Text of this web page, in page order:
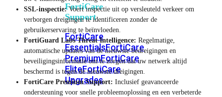
FortiCare
Support
FortiCare
EssentialsFortiCare
PremiumFortiCare
EliteFortiCare
Upgrades
SSL-inspectie:Voert inspectie uit op versleuteld verkeer om
verborgen dreigingen te identificeren zonder de
gebruikerservaring te beïnvloeden.
FortiGuard Labs Threat Intelligence: Regelmatige,
automatische updates van de nieuwste bedreigingen en
beveiligingsinformatie om te zorgen dat uw netwerk altijd
beschermd is tegen de nieuwste dreigingen.
FortiCare Premium Support: Inclusief geavanceerde
ondersteuning voor snelle probleemoplossing en een verbeterde